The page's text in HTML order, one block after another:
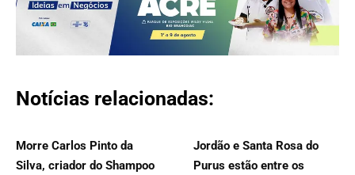
Notícias relacionadas:
Morre Carlos Pinto da
Silva, criador do Shampoo
Jordão e Santa Rosa do
Purus estão entre os